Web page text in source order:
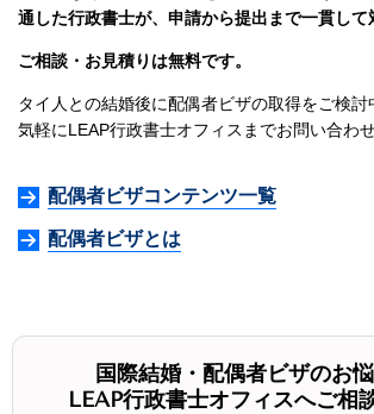
通した行政書士が、申請から提出まで一貫して
ご相談・お見積りは無料です。
タイ人との結婚後に配偶者ビザの取得をご検討
気軽にLEAP行政書士オフィスまでお問い合わせ
配偶者ビザコンテンツ一覧
配偶者ビザとは
国際結婚・配偶者ビザのお悩
LEAP行政書士オフィスへご相